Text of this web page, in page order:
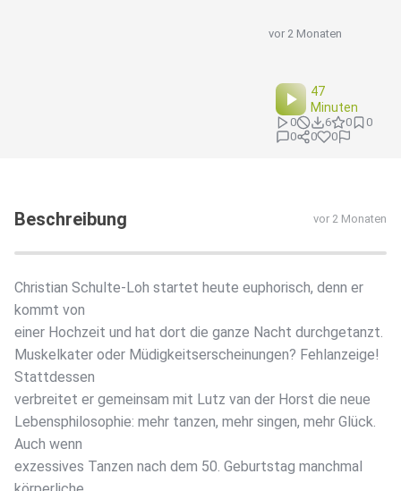
vor 2 Monaten
47
Minuten
0 6 0
0
0
0 0
Beschreibung vor 2 Monaten
Christian Schulte-Loh startet heute euphorisch, denn er
kommt von
einer Hochzeit und hat dort die ganze Nacht durchgetanzt.
Muskelkater oder Müdigkeitserscheinungen? Fehlanzeige!
Stattdessen
verbreitet er gemeinsam mit Lutz van der Horst die neue
Lebensphilosophie: mehr tanzen, mehr singen, mehr Glück.
Auch wenn
exzessives Tanzen nach dem 50. Geburtstag manchmal